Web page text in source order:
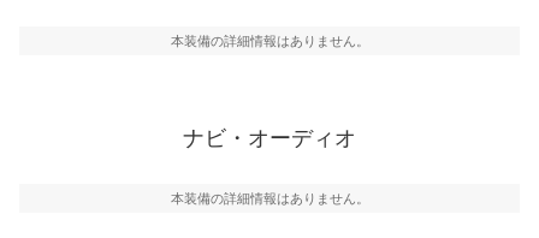
本装備の詳細情報はありません。
ナビ・オーディオ
本装備の詳細情報はありません。